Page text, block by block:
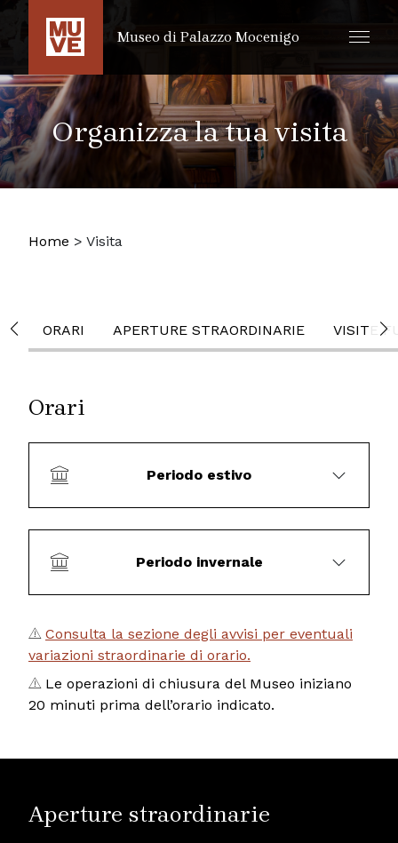
SALTA AL CONTENUTO PRINCIPALE
Museo di Palazzo Mocenigo
Organizza la tua visita
Home > Visita
ORARI APERTURE STRAORDINARIE VISITE
Orari
Periodo estivo
Periodo invernale
Consulta la sezione degli avvisi per eventuali
variazioni straordinarie di orario.
Le operazioni di chiusura del Museo iniziano
20 minuti prima dell’orario indicato.
Aperture straordinarie